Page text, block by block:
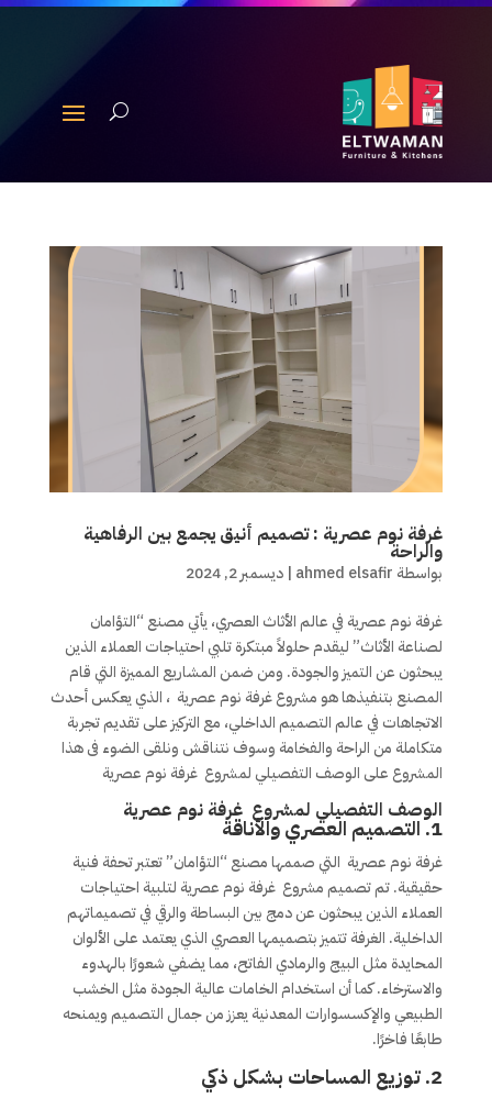
غرفة نوم عصرية : تصميم أنيق يجمع بين الرفاهية
والراحة
بواسطة ahmed elsafir
| ديسمبر 2, 2024
غرفة نوم عصرية في عالم الأثاث العصري، يأتي مصنع “التؤامان
لصناعة الأثاث” ليقدم حلولاً مبتكرة تلبي احتياجات العملاء الذين
يبحثون عن التميز والجودة. ومن ضمن المشاريع المميزة التي قام
المصنع بتنفيذها هو مشروع غرفة نوم عصرية ، الذي يعكس أحدث
الاتجاهات في عالم التصميم الداخلي، مع التركيز على تقديم تجربة
متكاملة من الراحة والفخامة وسوف نتناقش ونلقى الضوء فى هذا
المشروع على الوصف التفصيلي لمشروع غرفة نوم عصرية
الوصف التفصيلي لمشروع غرفة نوم عصرية
1. التصميم العصري والأناقة
غرفة نوم عصرية التي صممها مصنع “التؤامان” تعتبر تحفة فنية
حقيقية. تم تصميم مشروع غرفة نوم عصرية لتلبية احتياجات
العملاء الذين يبحثون عن دمج بين البساطة والرقي في تصميماتهم
الداخلية. الغرفة تتميز بتصميمها العصري الذي يعتمد على الألوان
المحايدة مثل البيج والرمادي الفاتح، مما يضفي شعورًا بالهدوء
والاسترخاء. كما أن استخدام الخامات عالية الجودة مثل الخشب
الطبيعي والإكسسوارات المعدنية يعزز من جمال التصميم ويمنحه
طابعًا فاخرًا.
2. توزيع المساحات بشكل ذكي